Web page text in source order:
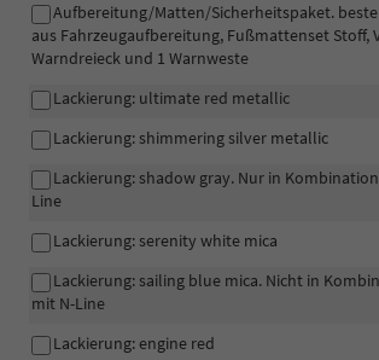
Aufbereitung/Matten/Sicherheitspaket.
aus Fahrzeugaufbereitung, Fußmattenset Stoff,
Warndreieck und 1 Warnweste
Lackierung: ultimate red metallic
Lackierung: shimmering silver metallic
Lackierung: shadow gray. Nur in
Line
Lackierung: serenity white mica
Lackierung: sailing blue mica. Nicht in
mit N-Line
Lackierung: engine red